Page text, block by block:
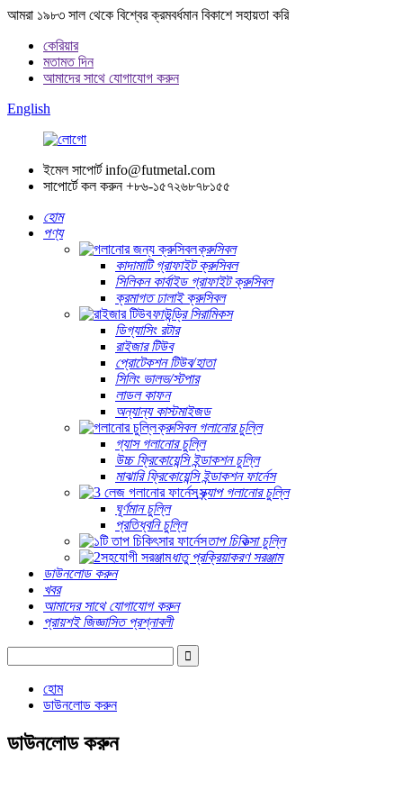
আমরা ১৯৮৩ সাল থেকে বিশ্বের ক্রমবর্ধমান বিকাশে সহায়তা করি
কেরিয়ার
মতামত দিন
আমাদের সাথে যোগাযোগ করুন
English
ইমেল সাপোর্ট info@futmetal.com
সাপোর্টে কল করুন +৮৬-১৫৭২৬৮৭৮১৫৫
হোম
পণ্য
ক্রুসিবল
কাদামাটি গ্রাফাইট ক্রুসিবল
সিলিকন কার্বাইড গ্রাফাইট ক্রুসিবল
ক্রমাগত ঢালাই ক্রুসিবল
ফাউন্ড্রি সিরামিকস
ডিগ্যাসিং রটার
রাইজার টিউব
প্রোটেকশন টিউব/হাতা
সিলিং ভালভ/স্টপার
লাডল কাফন
অন্যান্য কাস্টমাইজড
ক্রুসিবল গলানোর চুল্লি
গ্যাস গলানোর চুল্লি
উচ্চ ফ্রিকোয়েন্সি ইন্ডাকশন চুল্লি
মাঝারি ফ্রিকোয়েন্সি ইন্ডাকশন ফার্নেস
স্ক্র্যাপ গলানোর চুল্লি
ঘূর্ণমান চুল্লি
প্রতিধ্বনি চুল্লি
তাপ চিকিত্সা চুল্লি
ধাতু প্রক্রিয়াকরণ সরঞ্জাম
ডাউনলোড করুন
খবর
আমাদের সাথে যোগাযোগ করুন
প্রায়শই জিজ্ঞাসিত প্রশ্নাবলী
হোম
ডাউনলোড করুন
ডাউনলোড করুন